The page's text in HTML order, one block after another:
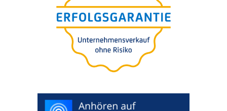
Unternehmens-verkauf
(M&A) ohne Risiko und
Wertverlust